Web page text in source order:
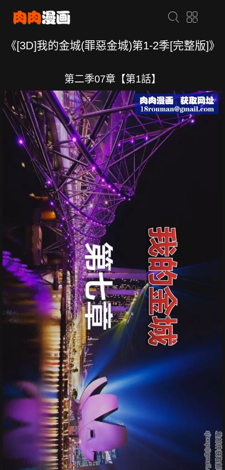
《[3D]我的金城(罪惡金城)第1-2季[完整版]》
第二季07章【第1話】